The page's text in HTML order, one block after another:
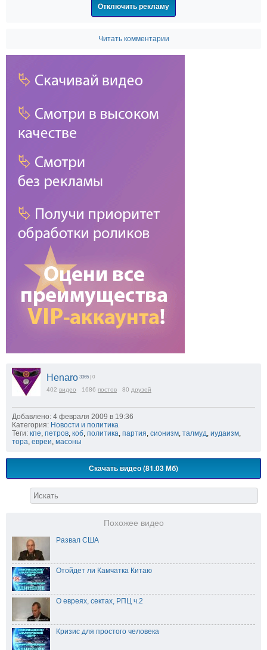
Отключить рекламу
Читать комментарии
Henaro 3365 | 0
402 видео 1686 постов 80 друзей
Добавлено: 4 февраля 2009 в 19:36
Категория: Новости и политика
Теги: кпе, петров, коб, политика, партия, сионизм, талмуд, иудаизм,
тора, евреи, масоны
Скачать видео (81.03 Мб)
Похожее видео
Развал США
Отойдет ли Камчатка Китаю
О евреях, сектах, РПЦ ч.2
Кризис для простого человека